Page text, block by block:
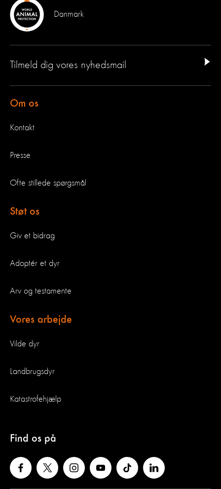
Danmark
Tilmeld dig vores nyhedsmail
Om os
Kontakt
Presse
Ofte stillede spørgsmål
Støt os
Giv et bidrag
Adoptér et dyr
Arv og testamente
Vores arbejde
Vilde dyr
Landbrugsdyr
Katastrofehjælp
Find os på